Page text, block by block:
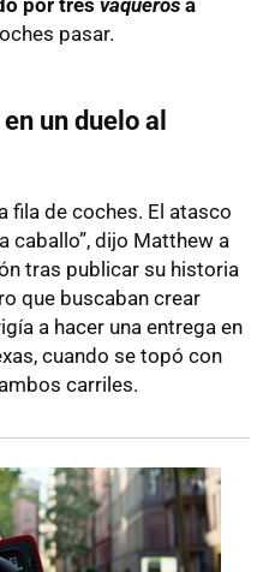
pasar.
un duelo al
fila de coches. El atasco
caballo”, dijo Matthew a
tras publicar su historia
que buscaban crear
a hacer una entrega en
cuando se topó con
carriles.